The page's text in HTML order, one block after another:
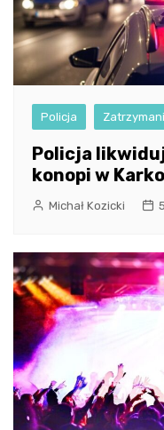
Policja
Policja
konopi w
Michał Kozicki